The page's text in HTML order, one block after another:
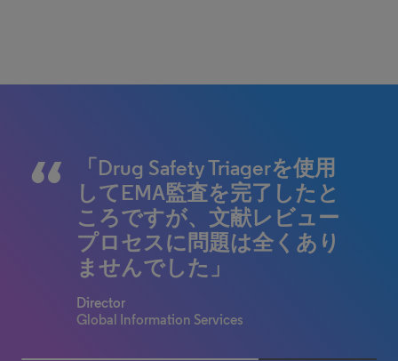
「以前使用していたシステ
ムと比較すると、Drug
Safety Triagerによって馬車
から宇宙ロケットに乗り換
えたようなものです」
Head of Literature Screening
トップ10の製薬企業
「初日からエラーなく作動
し、約束通りの結果をもた
らしてくれる医薬品安全性
ソフトウェアは、これまで
存在していませんでした」
Manager Drug Safety Systems
Top 50 pharmaceutical company
「Drug Safety Triagerを使用
してEMA監査を完了したと
ころですが、文献レビュー
プロセスに問題は全くあり
ませんでした」
Director
Global Information Services
「私たちは、これほど有能
で、フレキシブルで、対応
力のあるベンダーを見たこ
とはありません」
Director
Global Information Services